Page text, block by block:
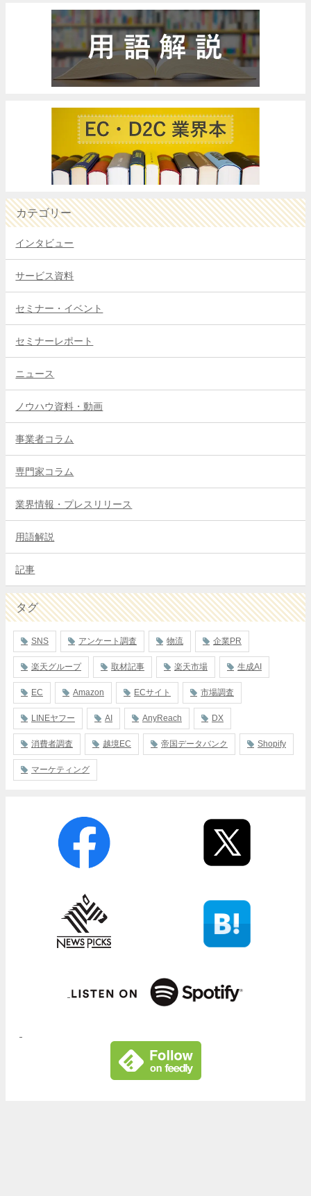
カテゴリー
インタビュー
サービス資料
セミナー・イベント
セミナーレポート
ニュース
ノウハウ資料・動画
事業者コラム
専門家コラム
業界情報・プレスリリース
用語解説
記事
タグ
SNS アンケート調査 物流 企業PR
楽天グループ 取材記事 楽天市場 生成AI
EC Amazon ECサイト 市場調査
LINEヤフー AI AnyReach DX
消費者調査 越境EC 帝国データバンク Shopify
マーケティング